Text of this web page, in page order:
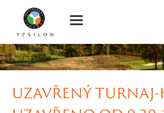
UZAVŘENÝ TURNAJ-